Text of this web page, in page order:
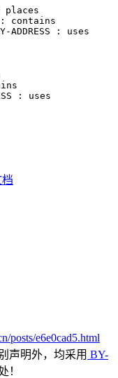
places
contains
ADDRESS : uses
: uses
档
posts/e6e0cad5.html
声明外，均采用 BY-
！